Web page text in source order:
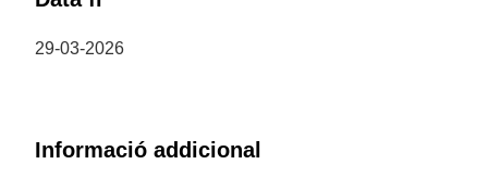
29-03-2026
Informació addicional